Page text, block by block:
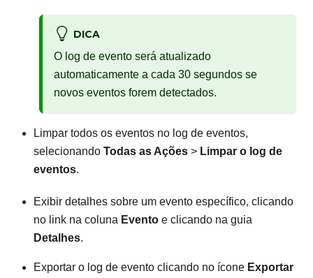
DICA
O log de evento será atualizado
automaticamente a cada 30 segundos se
novos eventos forem detectados.
Limpar todos os eventos no log de eventos,
selecionando Todas as Ações > Limpar o log de
eventos.
Exibir detalhes sobre um evento específico, clicando
no link na coluna Evento e clicando na guia
Detalhes.
Exportar o log de evento clicando no ícone Exportar